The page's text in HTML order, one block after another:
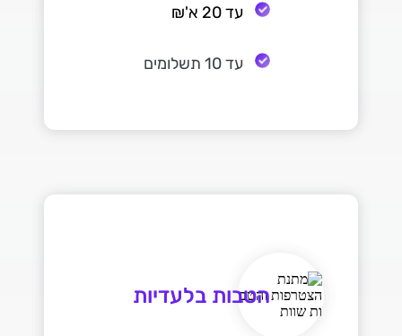
עד 20 א'₪
עד 10 תשלומים
הטבות בלעדיות